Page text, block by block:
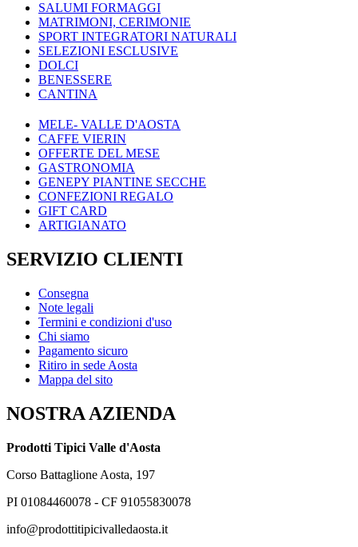
SALUMI FORMAGGI
MATRIMONI, CERIMONIE
SPORT INTEGRATORI NATURALI
SELEZIONI ESCLUSIVE
DOLCI
BENESSERE
CANTINA
MELE- VALLE D'AOSTA
CAFFE VIERIN
OFFERTE DEL MESE
GASTRONOMIA
GENEPY PIANTINE SECCHE
CONFEZIONI REGALO
GIFT CARD
ARTIGIANATO
SERVIZIO CLIENTI
Consegna
Note legali
Termini e condizioni d'uso
Chi siamo
Pagamento sicuro
Ritiro in sede Aosta
Mappa del sito
NOSTRA AZIENDA
Prodotti Tipici Valle d'Aosta
Corso Battaglione Aosta, 197
PI 01084460078 - CF 91055830078
info@prodottitipicivalledaosta.it